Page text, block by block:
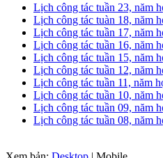
Lịch công tác tuần 23, năm
Lịch công tác tuàn 18, năm
Lịch công tác tuần 17, năm
Lịch công tác tuần 16, năm
Lịch công tác tuần 15, năm
Lịch công tác tuần 12, năm
Lịch công tác tuần 11, năm
Lịch công tác tuần 10, năm
Lịch công tác tuần 09, năm
Lịch công tác tuần 08, năm